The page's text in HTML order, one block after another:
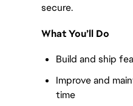
secure.
What You’ll Do
Build and ship
Improve and
time